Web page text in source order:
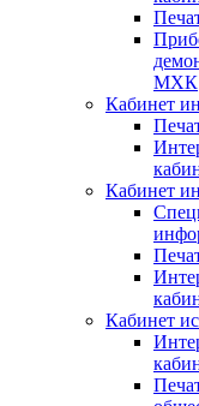
МХК
Кабинет
Кабинет
Кабинет